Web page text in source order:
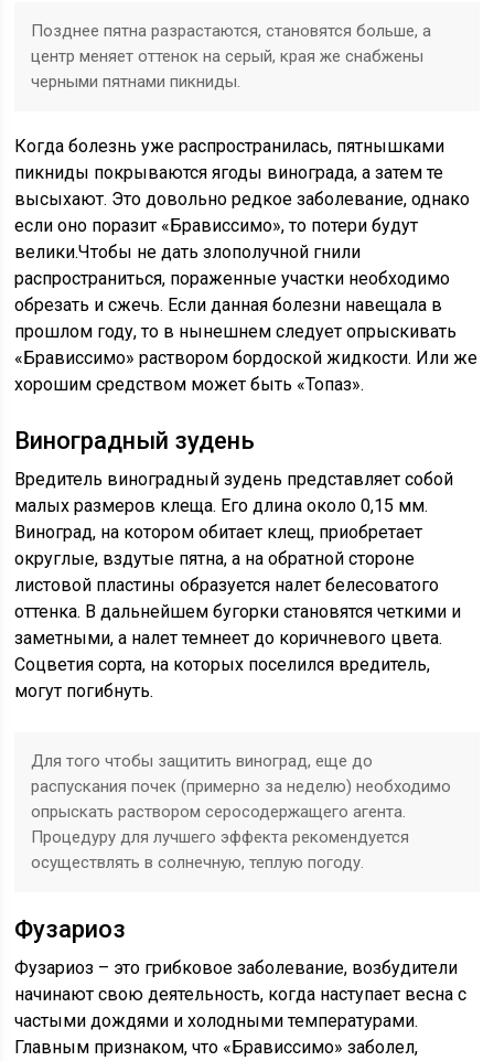
Позднее пятна разрастаются, становятся больше, а
центр меняет оттенок на серый, края же снабжены
черными пятнами пикниды.
Когда болезнь уже распространилась, пятнышками
пикниды покрываются ягоды винограда, а затем те
высыхают. Это довольно редкое заболевание, однако
если оно поразит «Брависсимо», то потери будут
велики.Чтобы не дать злополучной гнили
распространиться, пораженные участки необходимо
обрезать и сжечь. Если данная болезни навещала в
прошлом году, то в нынешнем следует опрыскивать
«Брависсимо» раствором бордоской жидкости. Или же
хорошим средством может быть «Топаз».
Виноградный зудень
Вредитель виноградный зудень представляет собой
малых размеров клеща. Его длина около 0,15 мм.
Виноград, на котором обитает клещ, приобретает
округлые, вздутые пятна, а на обратной стороне
листовой пластины образуется налет белесоватого
оттенка. В дальнейшем бугорки становятся четкими и
заметными, а налет темнеет до коричневого цвета.
Соцветия сорта, на которых поселился вредитель,
могут погибнуть.
Для того чтобы защитить виноград, еще до
распускания почек (примерно за неделю) необходимо
опрыскать раствором серосодержащего агента.
Процедуру для лучшего эффекта рекомендуется
осуществлять в солнечную, теплую погоду.
Фузариоз
Фузариоз – это грибковое заболевание, возбудители
начинают свою деятельность, когда наступает весна с
частыми дождями и холодными температурами.
Главным признаком, что «Брависсимо» заболел,